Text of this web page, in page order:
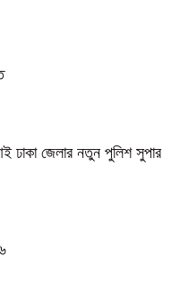
ঢাকা জেলার নতুন পুলিশ সুপার